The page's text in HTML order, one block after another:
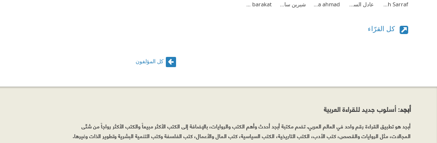
Sarah Sarraf عادل السومري shaymaa ahmad شيرين سامح shaymaa barakat
كل القرّاء
كل المؤلفون
أبجد: أسلوب جديد للقراءة العربية
أبجد هو تطبيق القراءة رقم واحد في العالم العربي. تضم مكتبة أبجد أحدث وأهم الكتب والروايات، بالإضافة إلى الكتب الأكثر مبيعاً والكتب الأكثر رواجاً من شتّى
المجالات، مثل الروايات والقصص، كتب الأدب، الكتب التاريخية، الكتب السياسية، كتب المال والأعمال، كتب الفلسفة وكتب التنمية البشرية وتطوير الذات وغيرها.